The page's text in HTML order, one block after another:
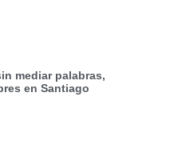
mediar palabras,
en Santiago